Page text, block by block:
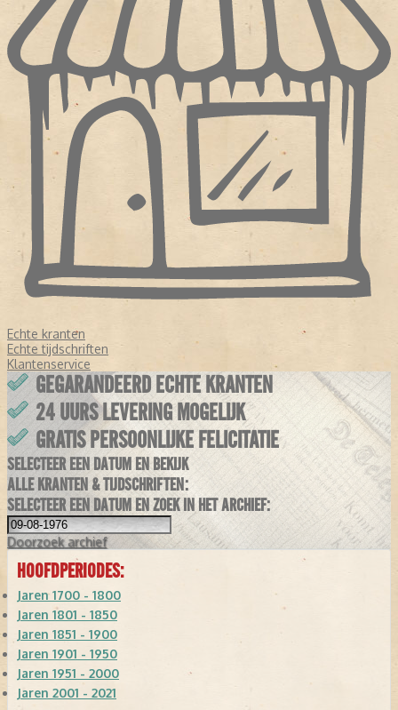
Echte kranten
Echte tijdschriften
Klantenservice
GEGARANDEERD ECHTE KRANTEN
24 UURS LEVERING MOGELIJK
GRATIS PERSOONLIJKE FELICITATIE
SELECTEER EEN DATUM EN BEKIJK
ALLE KRANTEN & TIJDSCHRIFTEN:
SELECTEER EEN DATUM EN ZOEK IN HET ARCHIEF:
Doorzoek archief
HOOFDPERIODES:
Jaren 1700 - 1800
Jaren 1801 - 1850
Jaren 1851 - 1900
Jaren 1901 - 1950
Jaren 1951 - 2000
Jaren 2001 - 2021